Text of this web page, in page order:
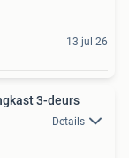
13 jul 26
3-deurs
Details